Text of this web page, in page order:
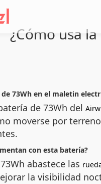
¿Cómo usa
73Wh en el maletin
de 73Wh del
moverse por
con esta batería?
abastece las
la visibilidad